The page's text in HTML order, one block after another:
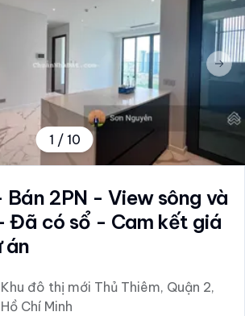
1 / 10
2PN - View sông và
Đã có sổ - Cam kết giá
án
Khu đô thị mới Thủ Thiêm, Quận 2,
Hồ Chí Minh